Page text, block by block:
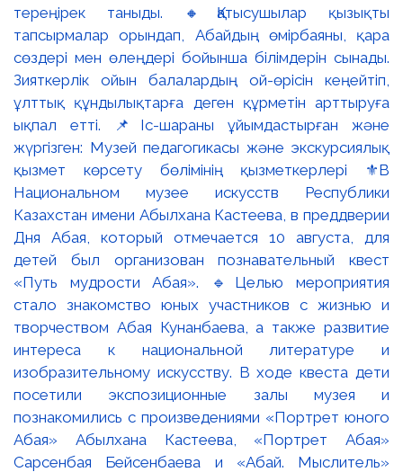
тереңірек таныды. 🔸Қатысушылар қызықты
тапсырмалар орындап, Абайдың өмірбаяны, қара
сөздері мен өлеңдері бойынша білімдерін сынады.
Зияткерлік ойын балалардың ой-өрісін кеңейтіп,
ұлттық құндылықтарға деген құрметін арттыруға
ықпал етті. 📌Іс-шараны ұйымдастырған және
жүргізген: Музей педагогикасы және экскурсиялық
қызмет көрсету бөлімінің қызметкерлері ⚜️В
Национальном музее искусств Республики
Казахстан имени Абылхана Кастеева, в преддверии
Дня Абая, который отмечается 10 августа, для
детей был организован познавательный квест
«Путь мудрости Абая». 🔹Целью мероприятия
стало знакомство юных участников с жизнью и
творчеством Абая Кунанбаева, а также развитие
интереса к национальной литературе и
изобразительному искусству. В ходе квеста дети
посетили экспозиционные залы музея и
познакомились с произведениями «Портрет юного
Абая» Абылхана Кастеева, «Портрет Абая»
Сарсенбая Бейсенбаева и «Абай. Мыслитель»